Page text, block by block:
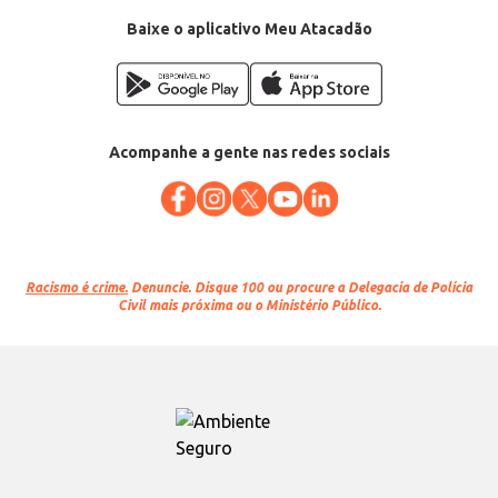
Baixe o aplicativo Meu Atacadão
Acompanhe a gente nas redes sociais
Racismo é crime. Denuncie. Disque 100 ou procure a Delegacia de Polícia
Civil mais próxima ou o Ministério Público.